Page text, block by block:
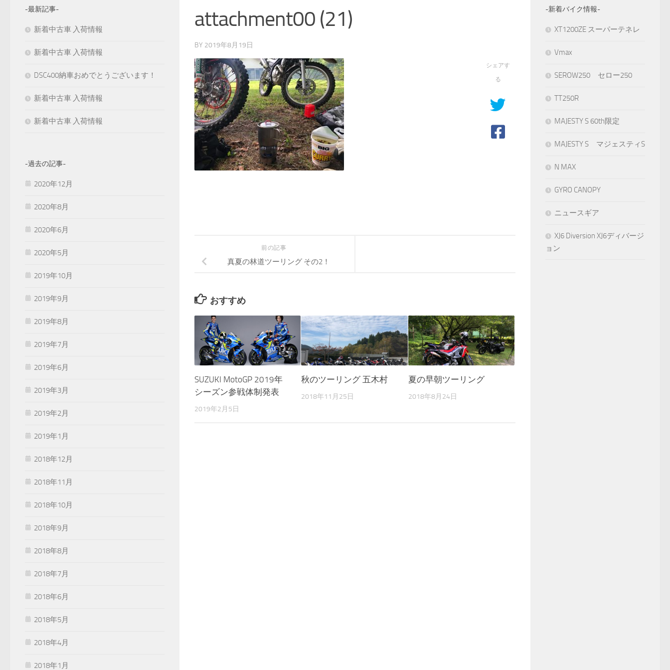
attachment00 (21)
BY 2019年8月19日
シェアす
る
前の記事
真夏の林道ツーリング その2！
おすすめ
SUZUKI MotoGP 2019年
シーズン参戦体制発表
2019年2月5日
秋のツーリング 五木村
2018年11月25日
夏の早朝ツーリング
2018年8月24日
-最新記事-
新着中古車 入荷情報
新着中古車 入荷情報
DSC400納車おめでとうございます！
新着中古車 入荷情報
新着中古車 入荷情報
-過去の記事-
2020年12月
2020年8月
2020年6月
2020年5月
2019年10月
2019年9月
2019年8月
2019年7月
2019年6月
2019年3月
2019年2月
2019年1月
2018年12月
2018年11月
2018年10月
2018年9月
2018年8月
2018年7月
2018年6月
2018年5月
2018年4月
2018年1月
-新着バイク情報-
XT1200ZE スーパーテネレ
Vmax
SEROW250 セロー250
TT250R
MAJESTY S 60th限定
MAJESTY S マジェスティS
N MAX
GYRO CANOPY
ニュースギア
XJ6 Diversion XJ6ディバージ
ョン